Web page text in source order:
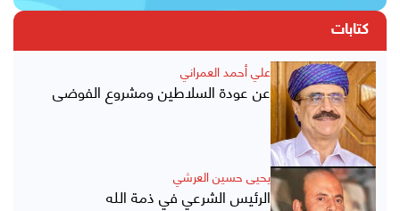
كتابات
علي أحمد العمراني
عن عودة السلاطين ومشروع الفوضى
يحيى حسين العرشي
الرئيس الشرعي في ذمة الله